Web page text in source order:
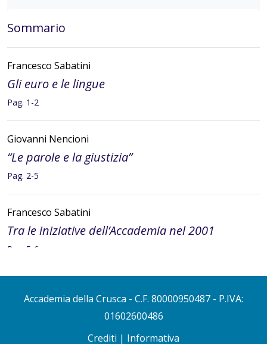
Sommario
Francesco Sabatini
Gli euro e le lingue
Pag. 1-2
Giovanni Nencioni
“Le parole e la giustizia”
Pag. 2-5
Francesco Sabatini
Tra le iniziative dell’Accademia nel 2001
Pag. 5-6
Risposta al quesito del signor Adelmo
Peverati di Granarolo (Bologna) sul verbo
intransitivo e transitivo
Accademia della Crusca - C.F. 80000950487 - P.IVA:
01602600486
Crediti | Informativa